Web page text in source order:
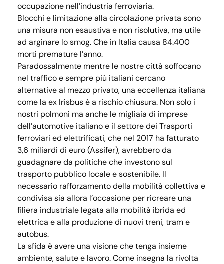
occupazione nell’industria ferroviaria.
Blocchi e limitazione alla circolazione privata sono
una misura non esaustiva e non risolutiva, ma utile
ad arginare lo smog. Che in Italia causa 84.400
morti premature l’anno.
Paradossalmente mentre le nostre città soffocano
nel traffico e sempre più italiani cercano
alternative al mezzo privato, una eccellenza italiana
come la ex Irisbus è a rischio chiusura. Non solo i
nostri polmoni ma anche le migliaia di imprese
dell’automotive italiano e il settore dei Trasporti
ferroviari ed elettrificati, che nel 2017 ha fatturato
3,6 miliardi di euro (Assifer), avrebbero da
guadagnare da politiche che investono sul
trasporto pubblico locale e sostenibile. Il
necessario rafforzamento della mobilità collettiva e
condivisa sia allora l’occasione per ricreare una
filiera industriale legata alla mobilità ibrida ed
elettrica e alla produzione di nuovi treni, tram e
autobus.
La sfida è avere una visione che tenga insieme
ambiente, salute e lavoro. Come insegna la rivolta